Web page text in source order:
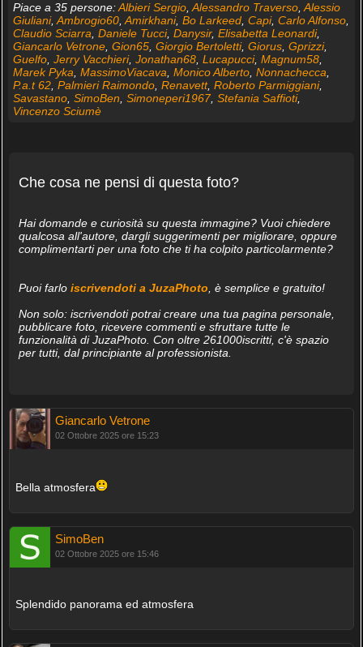
Piace a 35 persone:Albieri Sergio, Alessandro Traverso, Alessio
Giuliani, Ambrogio60, Amirkhani, Bo Larkeed, Capi, Carlo Alfonso,
Claudio Sciarra Daniele Tucci, Danysir, Elisabetta Leonardi,
Giancarlo Vetrone, Gion65, Giorgio Bertoletti, Giorus, Gprizzi,
Guelfo, Jerry Vacchieri, Jonathan68, Lucapucci, Magnum58,
Marek Pyka MassimoViacava Monico Alberto, Nonnachecca
P.a.t 62, Palmieri Raimondo, Renavett, Roberto Parmiggiani,
Savastano, SimoBen Simoneperi1967, Stefania Saffioti,
Vincenzo Sciumè
Che cosa ne pensi di questa foto?
Hai domande e curiosità su questa immagine? Vuoi chiedere
qualcosa all'autore, dargli suggerimenti per migliorare, oppure
complimentarti per una foto che ti ha colpito particolarmente?
Puoi farlo iscrivendoti a JuzaPhoto , è semplice e gratuito!
Non solo: iscrivendoti potrai creare una tua pagina personale,
pubblicare foto, ricevere commenti e sfruttare tutte le
funzionalità di JuzaPhoto. Con oltre 261000iscritti, c'è spazio
per tutti, dal principiante al professionista.
Giancarlo Vetrone
02 Ottobre 2025 ore 15:23
Bella atmosfera
SimoBen
02 Ottobre 2025 ore 15:46
Splendido panorama ed atmosfera